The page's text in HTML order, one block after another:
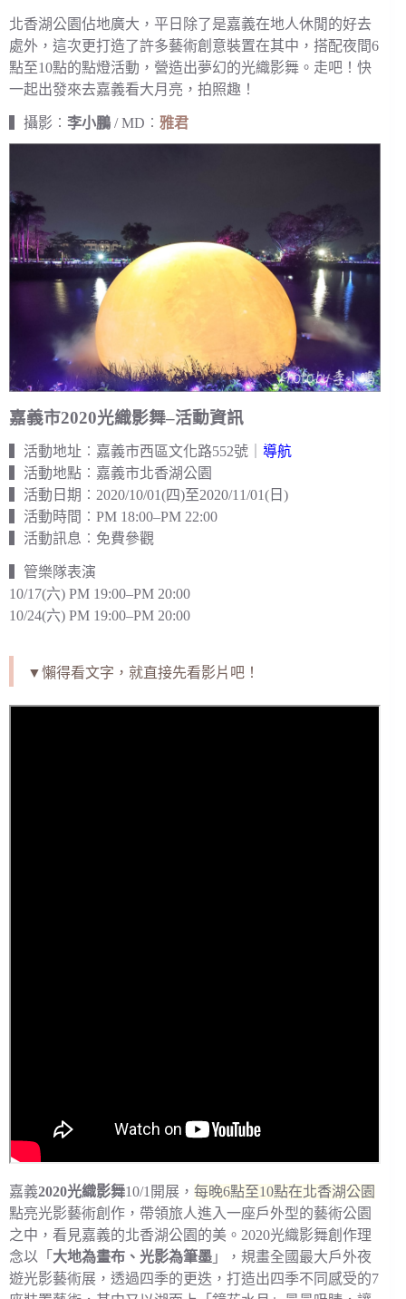
北香湖公園佔地廣大，平日除了是嘉義在地人休閒的好去
處外，這次更打造了許多藝術創意裝置在其中，搭配夜間6
點至10點的點燈活動，營造出夢幻的光織影舞。走吧！快
一起出發來去嘉義看大月亮，拍照趣！
▍攝影︰ 李小鵬 / MD︰ 雅君
嘉義市2020光織影舞–活動資訊
▍活動地址︰嘉義市西區文化路552號｜ 導航
▍活動地點︰嘉義市北香湖公園
▍活動日期︰2020/10/01(四)至2020/11/01(日)
▍活動時間︰PM 18:00–PM 22:00
▍活動訊息︰免費參觀
▍管樂隊表演
10/17(六) PM 19:00–PM 20:00
10/24(六) PM 19:00–PM 20:00
▼懶得看文字，就直接先看影片吧！
嘉義2020光織影舞10/1開展， 每晚6點至10點在北香湖公園
點亮光影藝術創作，帶領旅人進入一座戶外型的藝術公園
之中，看見嘉義的北香湖公園的美。2020光織影舞創作理
念以「 大地為畫布、光影為筆墨 」，規畫全國最大戶外夜
遊光影藝術展，透過四季的更迭，打造出四季不同感受的7